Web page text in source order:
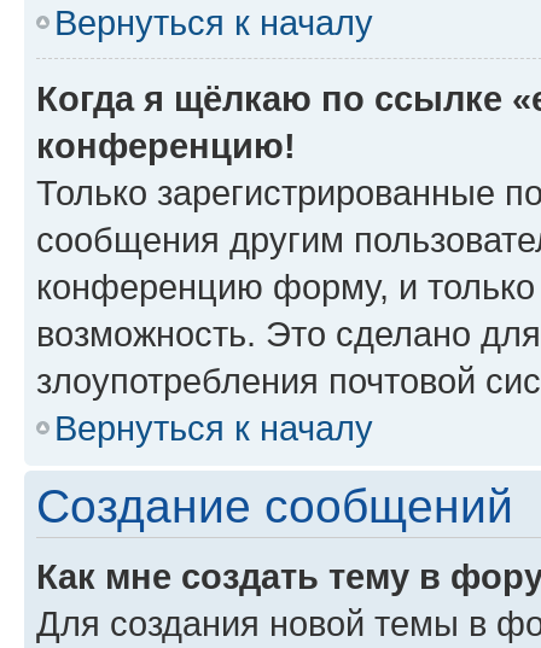
Вернуться к началу
Когда я щёлкаю по ссылке
конференцию!
Только зарегистрированные
сообщения другим
конференцию форму, и
возможность. Это сделано
злоупотребления почтовой
Вернуться к началу
Создание сообщений
Как мне создать тему в
Для создания новой темы в